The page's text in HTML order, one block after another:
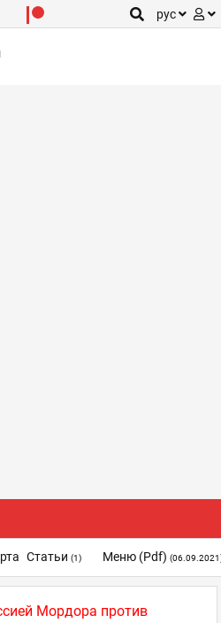
рус
Мордора против
Статьи (1) Меню (pdf)